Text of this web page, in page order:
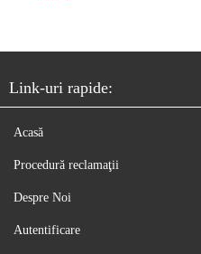
Link-uri rapide:
Acasă
Procedură reclamaţii
Despre Noi
Autentificare